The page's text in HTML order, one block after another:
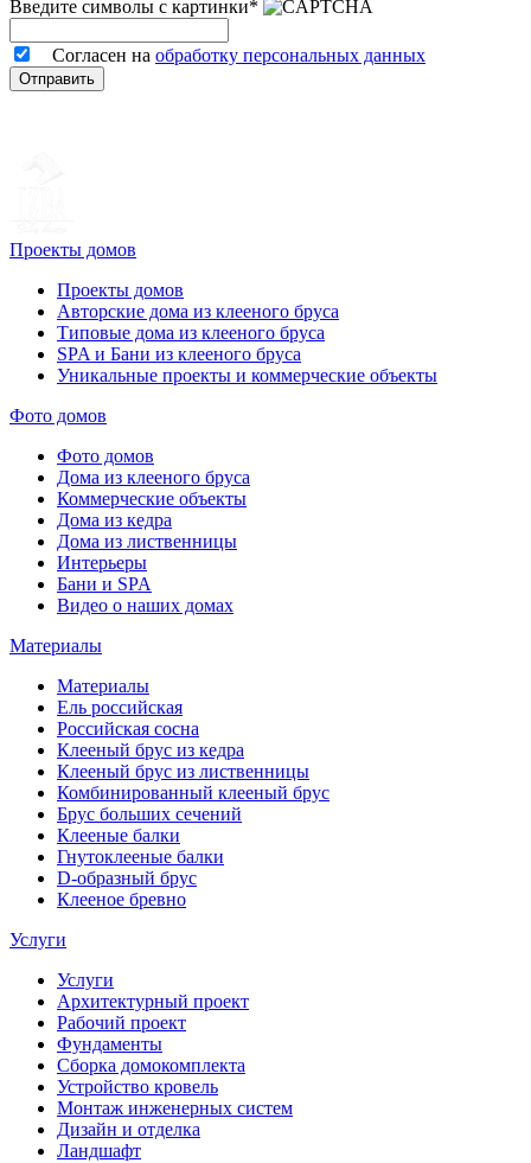
Введите символы с картинки*
Согласен на обработку персональных данных
Отправить
Проекты домов
Проекты домов
Авторские дома из клееного бруса
Типовые дома из клееного бруса
SPA и Бани из клееного бруса
Уникальные проекты и коммерческие объекты
Фото домов
Фото домов
Дома из клееного бруса
Коммерческие объекты
Дома из кедра
Дома из лиственницы
Интерьеры
Бани и SPA
Видео о наших домах
Материалы
Материалы
Ель российская
Российская сосна
Клееный брус из кедра
Клееный брус из лиственницы
Комбинированный клееный брус
Брус больших сечений
Клееные балки
Гнутоклееные балки
D-образный брус
Клееное бревно
Услуги
Услуги
Архитектурный проект
Рабочий проект
Фундаменты
Сборка домокомплекта
Устройство кровель
Монтаж инженерных систем
Дизайн и отделка
Ландшафт